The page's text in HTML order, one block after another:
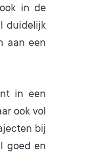
in de
duidelijk
aan een
in een
ook vol
bij
goed en